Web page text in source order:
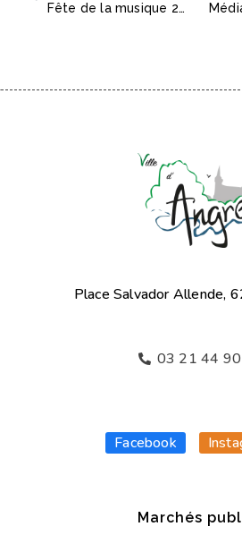
Fête de la musique 2026
Place Salvador Allende,
03 21 44
Facebook
Marchés